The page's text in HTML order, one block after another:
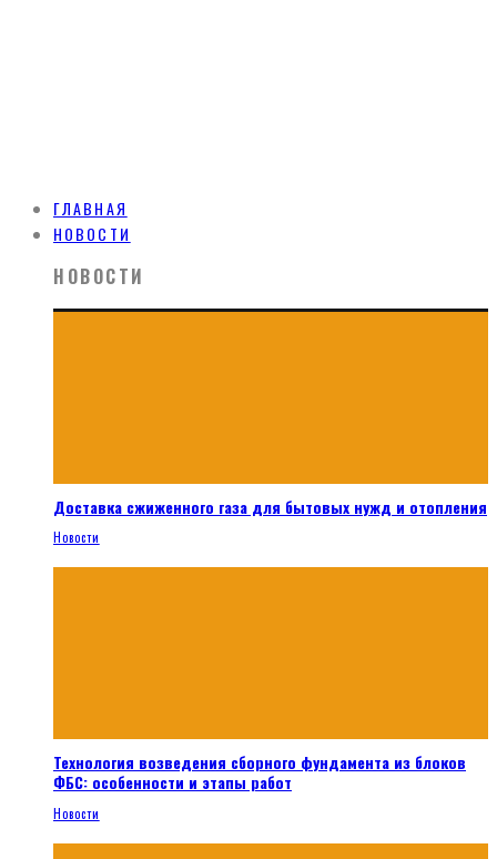
ГЛАВНАЯ
НОВОСТИ
НОВОСТИ
Доставка сжиженного газа для бытовых нужд и отопления
Новости
Технология возведения сборного фундамента из блоков
ФБС: особенности и этапы работ
Новости